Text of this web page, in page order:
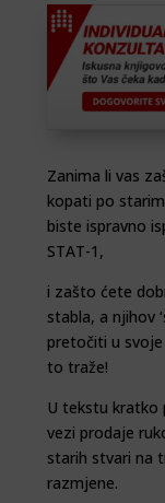
Zanima li vas
kopati po
biste ispravno
STAT-1,
i zašto ćete
stabla, a njihov
pretočiti u
to traže!
U tekstu kratko
vezi prodaje
starih stvari na
razmjene.